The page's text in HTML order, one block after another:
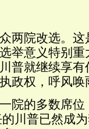
两院改选。
举意义特别
普就继续享
政权，呼风
院的多数席
川普已然成